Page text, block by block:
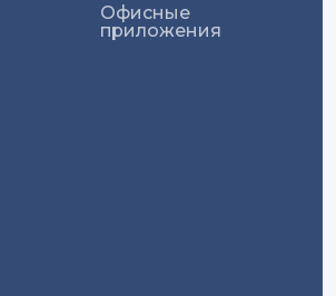
Офисные
приложения